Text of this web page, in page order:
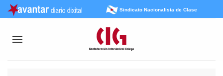
Sindicato Nacionalista de Clase